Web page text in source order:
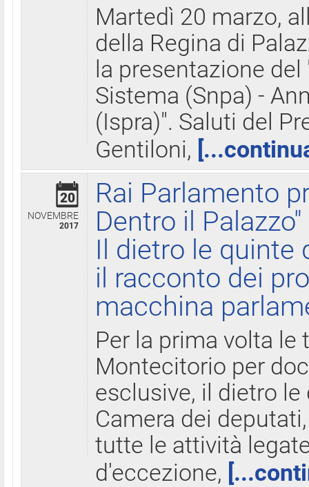
Martedì 20 marzo,
della Regina di
la presentazione
Sistema (Snpa) -
(Ispra)". Saluti del
Gentiloni,
20
NOVEMBRE
2017
Rai Parlamento
Dentro il Palazzo"
Il dietro le quinte
il racconto dei
macchina
Per la prima volta le
Montecitorio per
esclusive, il dietro
Camera dei
tutte le attività
d'eccezione,